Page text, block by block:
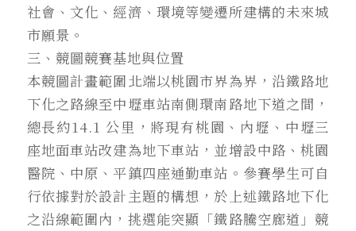
社會、文化、經濟、環境等變遷所建構的未來城
市願景。
三、競圖競賽基地與位置
本競圖計畫範圍北端以桃園市界為界，沿鐵路地
下化之路線至中壢車站南側環南路地下道之間，
總長約14.1 公里，將現有桃園、內壢、中壢三
座地面車站改建為地下車站，並增設中路、桃園
醫院、中原、平鎮四座通勤車站。參賽學生可自
行依據對於設計主題的構想，於上述鐵路地下化
之沿線範圍內，挑選能突顯「鐵路騰空廊道」競